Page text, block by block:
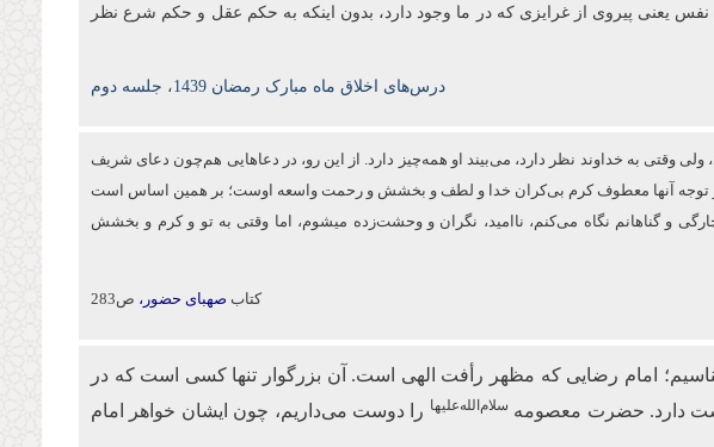
یعنی پیروی از غرایزی که در ما وجود دارد، بدون اینکه به حکم عقل و حکم شرع نظر
درس‌های اخلاق ماه مبارک رمضان 1439، جلسه دوم
وقتی به خداوند نظر دارد، می‌بیند او همه‌چیز دارد. از این‌ رو، در دعاهایی هم‌چون دعای شریف
توجه آنها معطوف كرم بی‌کران خدا و لطف و بخشش و رحمت واسعه اوست؛ بر همین اساس است
و گناهانم نگاه می‌کنم، ناامید، نگران و وحشت‌زده می‏شوم، اما وقتی به تو و كرم و بخشش
کتاب صهبای حضور، ص283
امام رضایی که مظهر رأفت الهی است. آن بزرگوار تنها کسی است که در
دارد. حضرت معصومه سلام‌الله‌علیها را دوست می‌داریم، چون ایشان خواهر امام